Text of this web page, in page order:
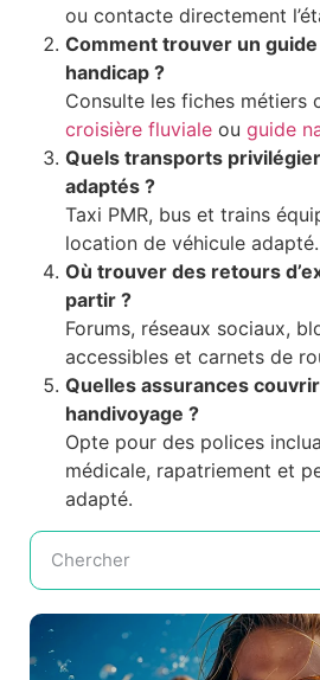
ou contacte directement
Comment trouver un
handicap ?
Consulte les fiches métiers
croisière fluviale ou guide
Quels transports
adaptés ?
Taxi PMR, bus et trains
location de véhicule adapté.
Où trouver des retours
partir ?
Forums, réseaux sociaux,
accessibles et carnets de
Quelles assurances
handivoyage ?
Opte pour des polices
médicale, rapatriement et
adapté.